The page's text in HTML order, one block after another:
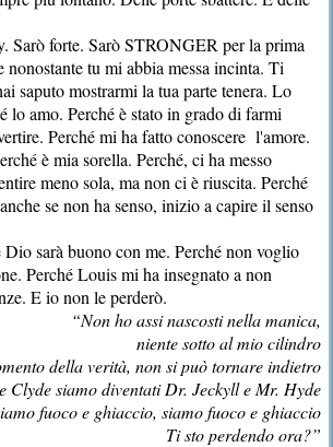
Sarò forte. Sarò STRONGER per la prima
tu mi abbia messa incinta. Ti
saputo mostrarmi la tua parte tenera. Lo
lo amo. Perché è stato in grado di farmi
Perché mi ha fatto conoscere l'amore.
è mia sorella. Perché, ci ha messo
meno sola, ma non ci è riuscita. Perché
se non ha senso, inizio a capire il senso
sarà buono con me. Perché non voglio
Perché Louis mi ha insegnato a non
E io non le perderò.
“Non ho assi nascosti nella manica,
niente sotto al mio cilindro
della verità, non si può tornare indietro
Clyde siamo diventati Dr. Jeckyll e Mr. Hyde
fuoco e ghiaccio, siamo fuoco e ghiaccio
Ti sto perdendo ora?”